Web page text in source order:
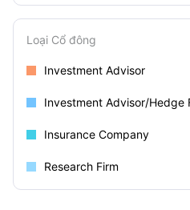
Loại Cổ đông
Investment Advisor
Investment Advisor/Hedge
Insurance Company
Research Firm